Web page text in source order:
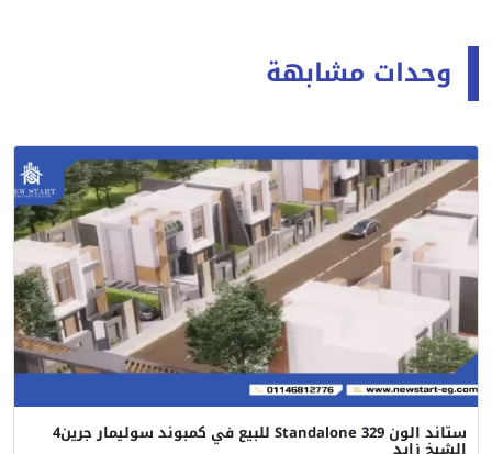
وحدات مشابهة
ستاند الون Standalone 329 للبيع في كمبوند سوليمار جرين4